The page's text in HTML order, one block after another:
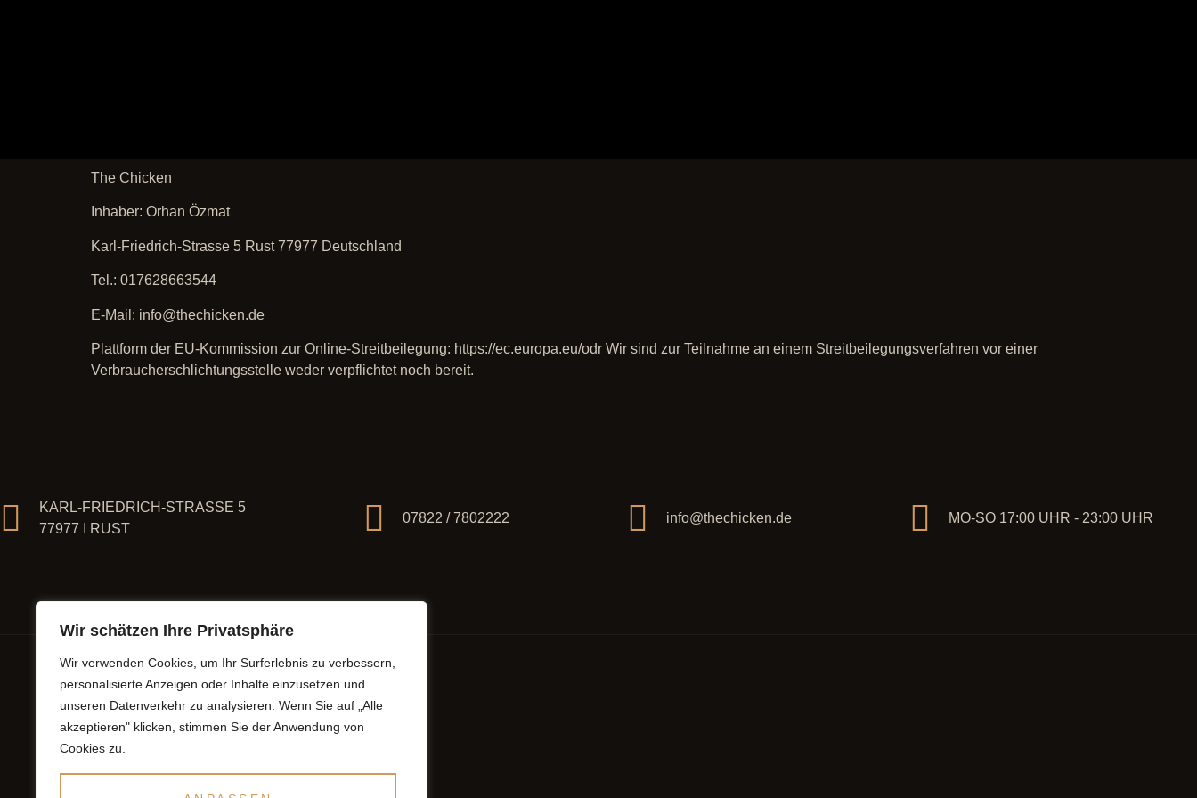
Wir schätzen Ihre Privatsphäre
Wir verwenden Cookies, um Ihr Surferlebnis zu verbessern,
personalisierte Anzeigen oder Inhalte einzusetzen und
unseren Datenverkehr zu analysieren. Wenn Sie auf „Alle
akzeptieren" klicken, stimmen Sie der Anwendung von
Cookies zu.
The Chicken
Inhaber: Orhan Özmat
Karl-Friedrich-Strasse 5 Rust 77977 Deutschland
Tel.: 017628663544
E-Mail: info@thechicken.de
Plattform der EU-Kommission zur Online-Streitbeilegung: https://ec.europa.eu/odr Wir sind zur Teilnahme an einem Streitbeilegungsverfahren vor einer
Verbraucherschlichtungsstelle weder verpflichtet noch bereit.
KARL-FRIEDRICH-STRASSE 5
77977 I RUST
07822 / 7802222 info@thechicken.de MO-SO 17:00 UHR - 23:00 UHR